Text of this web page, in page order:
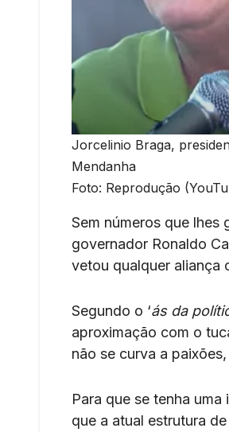
Jorcelinio Braga,
Mendanha
Foto: Reprodução
Sem números que lhes
governador Ronaldo
vetou qualquer aliança
Segundo o ‘ás da
aproximação com o
não se curva a
Para que se tenha
que a atual estrutura